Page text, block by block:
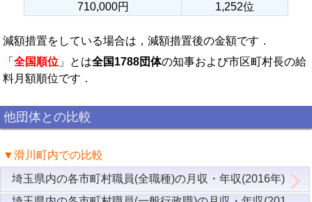
710,000円 1,252位
減額措置をしている場合は，減額措置後の金額です．
「 全国順位 」とは全国1788団体の知事および市区町村長の給
料月額順位です．
他団体との比較
▼滑川町内での比較
埼玉県内の各市町村職員(全職種)の月収・年収(2016年)